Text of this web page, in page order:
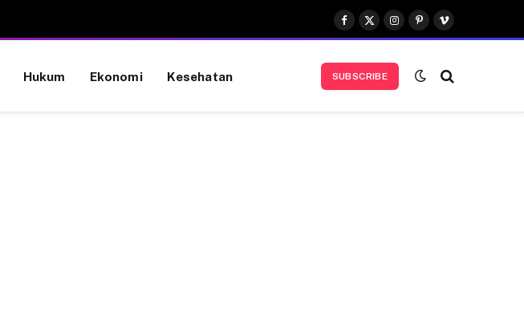
Facebook
X
(Twitter)
Instagram
Pinterest
Vimeo
Hukum Ekonomi Kesehatan SUBSCRIBE